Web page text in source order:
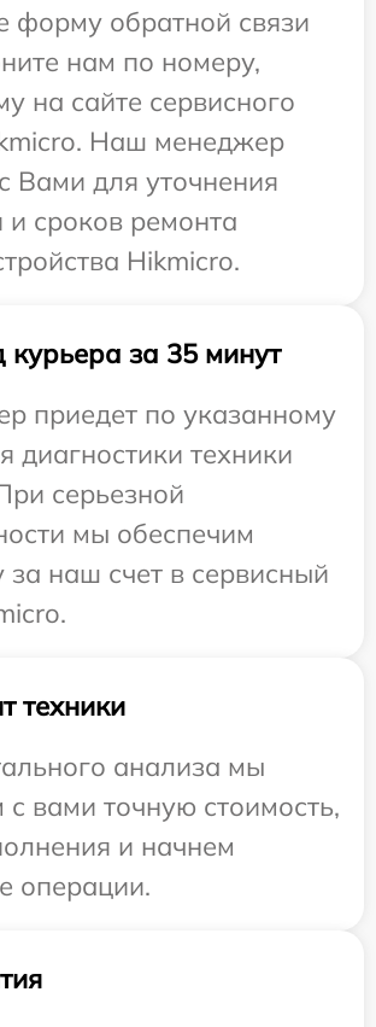
форму обратной связи
нам по номеру,
на сайте сервисного
Наш менеджер
Вами для уточнения
и сроков ремонта
Hikmicro.
курьера за 35 минут
приедет по указанному
диагностики техники
серьезной
мы обеспечим
за наш счет в сервисный
техники
анализа мы
с вами точную стоимость,
и начнем
операции.